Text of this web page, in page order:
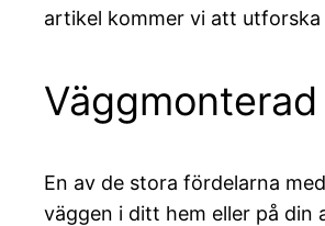
artikel kommer vi att
En av de stora fördelarna
väggen i ditt hem eller på din